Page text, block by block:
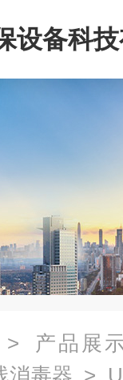
设备科
> 产品展
消毒器 >